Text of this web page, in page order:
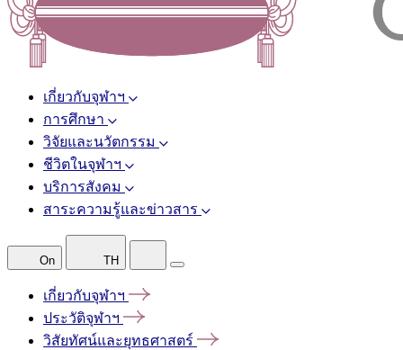
เกี่ยวกับจุฬาฯ
การศึกษา
วิจัยและนวัตกรรม
ชีวิตในจุฬาฯ
บริการสังคม
สาระความรู้และข่าวสาร
On TH
เกี่ยวกับจุฬาฯ
ประวัติจุฬาฯ
วิสัยทัศน์และยุทธศาสตร์